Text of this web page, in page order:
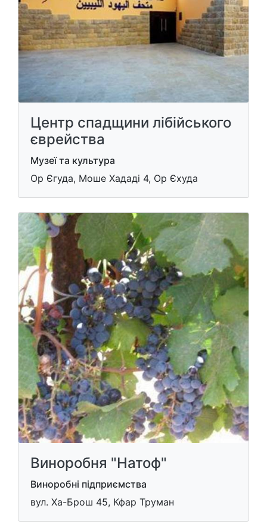
Центр спадщини лібійського
єврейства
Музеї та культура
Ор Єгуда, Моше Хададі 4, Ор Єхуда
Виноробня "Натоф"
Виноробні підприємства
вул. Ха-Брош 45, Кфар Труман